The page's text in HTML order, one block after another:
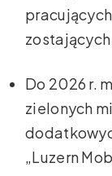
zostających
Do 2026 r.
zielonych
„Luzern